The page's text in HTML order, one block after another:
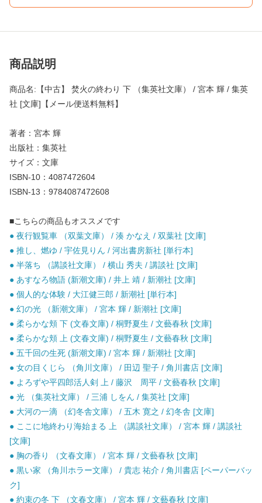
商品説明
商品名:【中古】 焚火の終わり 下 （集英社文庫） / 宮本 輝 / 集英
社 [文庫]【メール便送料無料】
著者：宮本 輝
出版社：集英社
サイズ：文庫
ISBN-10：4087472604
ISBN-13：9784087472608
■こちらの商品もオススメです
● 夜行観覧車 （双葉文庫） / 湊 かなえ / 双葉社 [文庫]
● 推し、燃ゆ / 宇佐見りん / 河出書房新社 [単行本]
● 半落ち （講談社文庫） / 横山 秀夫 / 講談社 [文庫]
● あすなろ物語 (新潮文庫) / 井上 靖 / 新潮社 [文庫]
● 個人的な体験 / 大江健三郎 / 新潮社 [単行本]
● 幻の光 （新潮文庫） / 宮本 輝 / 新潮社 [文庫]
● 柔らかな頬 下 (文春文庫) / 桐野夏生 / 文藝春秋 [文庫]
● 柔らかな頬 上 (文春文庫) / 桐野夏生 / 文藝春秋 [文庫]
● 五千回の生死 (新潮文庫) / 宮本 輝 / 新潮社 [文庫]
● 女の目くじら （角川文庫） / 田辺 聖子 / 角川書店 [文庫]
● よろずや平四郎活人剣 上 / 藤沢 周平 / 文藝春秋 [文庫]
● 光 （集英社文庫） / 三浦 しをん / 集英社 [文庫]
● 大河の一滴 （幻冬舎文庫） / 五木 寛之 / 幻冬舎 [文庫]
● ここに地終わり海始まる 上 （講談社文庫） / 宮本 輝 / 講談社
[文庫]
● 胸の香り （文春文庫） / 宮本 輝 / 文藝春秋 [文庫]
● 黒い家 （角川ホラー文庫） / 貴志 祐介 / 角川書店 [ペーパーバッ
ク]
● 約束の冬 下 （文春文庫） / 宮本 輝 / 文藝春秋 [文庫]